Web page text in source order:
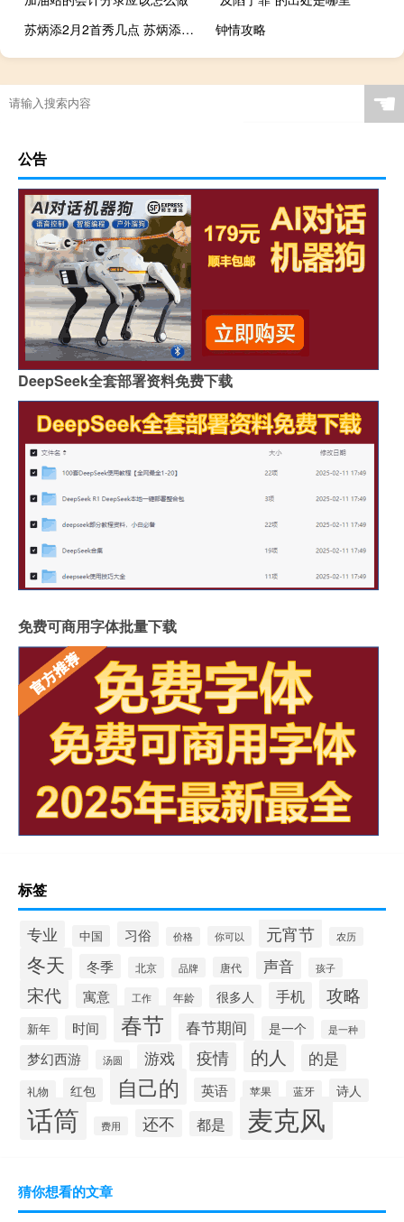
苏炳添2月2首秀几点 苏炳添世锦赛百米首秀
钟情攻略
☚
公告
DeepSeek全套部署资料免费下载
免费可商用字体批量下载
标签
专业 中国 习俗 价格 你可以 元宵节 农历
冬天 冬季 北京 品牌 唐代 声音 孩子
宋代 寓意 工作 年龄 很多人 手机 攻略
新年 时间 春节 春节期间 是一个 是一种
梦幻西游 汤圆 游戏 疫情 的人 的是
礼物 红包 自己的 英语 苹果 蓝牙 诗人
话筒 费用 还不 都是 麦克风
猜你想看的文章